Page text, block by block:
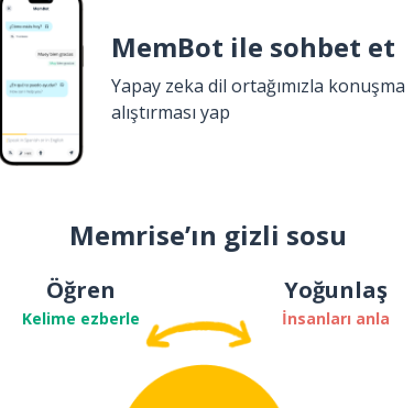
MemBot ile sohbet et
Yapay zeka dil ortağımızla konuşma
alıştırması yap
Memrise’ın gizli sosu
Öğren
Kelime ezberle
Yoğunlaş
İnsanları anla